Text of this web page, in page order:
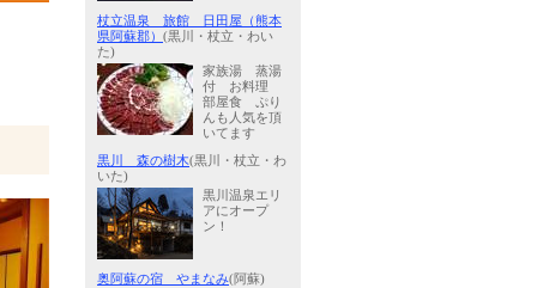
杖立温泉 旅館 日田屋（熊本
県阿蘇郡） (黒川・杖立・わい
た)
家族湯 蒸湯
付 お料理
部屋食 ぷり
んも人気を頂
いてます
黒川 森の樹木(黒川・杖立・わ
いた)
黒川温泉エリ
アにオープ
ン！
奥阿蘇の宿 やまなみ(阿蘇)